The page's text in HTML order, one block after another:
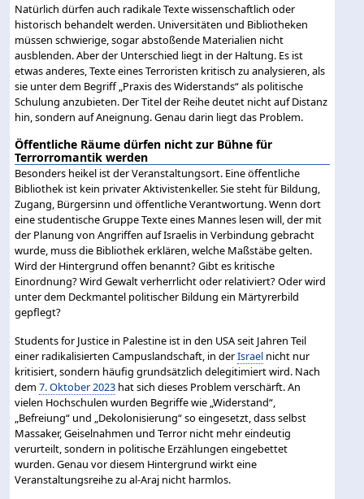
Natürlich dürfen auch radikale Texte wissenschaftlich oder
historisch behandelt werden. Universitäten und Bibliotheken
müssen schwierige, sogar abstoßende Materialien nicht
ausblenden. Aber der Unterschied liegt in der Haltung. Es ist
etwas anderes, Texte eines Terroristen kritisch zu analysieren, als
sie unter dem Begriff „Praxis des Widerstands“ als politische
Schulung anzubieten. Der Titel der Reihe deutet nicht auf Distanz
hin, sondern auf Aneignung. Genau darin liegt das Problem.
Öffentliche Räume dürfen nicht zur Bühne für
Terrorromantik werden
Besonders heikel ist der Veranstaltungsort. Eine öffentliche
Bibliothek ist kein privater Aktivistenkeller. Sie steht für Bildung,
Zugang, Bürgersinn und öffentliche Verantwortung. Wenn dort
eine studentische Gruppe Texte eines Mannes lesen will, der mit
der Planung von Angriffen auf Israelis in Verbindung gebracht
wurde, muss die Bibliothek erklären, welche Maßstäbe gelten.
Wird der Hintergrund offen benannt? Gibt es kritische
Einordnung? Wird Gewalt verherrlicht oder relativiert? Oder wird
unter dem Deckmantel politischer Bildung ein Märtyrerbild
gepflegt?
Students for Justice in Palestine ist in den USA seit Jahren Teil
einer radikalisierten Campuslandschaft, in derIsrael nicht nur
kritisiert, sondern häufig grundsätzlich delegitimiert wird. Nach
dem7. Oktober 2023 hat sich dieses Problem verschärft. An
vielen Hochschulen wurden Begriffe wie „Widerstand“,
„Befreiung“ und „Dekolonisierung“ so eingesetzt, dass selbst
Massaker, Geiselnahmen und Terror nicht mehr eindeutig
verurteilt, sondern in politische Erzählungen eingebettet
wurden. Genau vor diesem Hintergrund wirkt eine
Veranstaltungsreihe zu al-Araj nicht harmlos.